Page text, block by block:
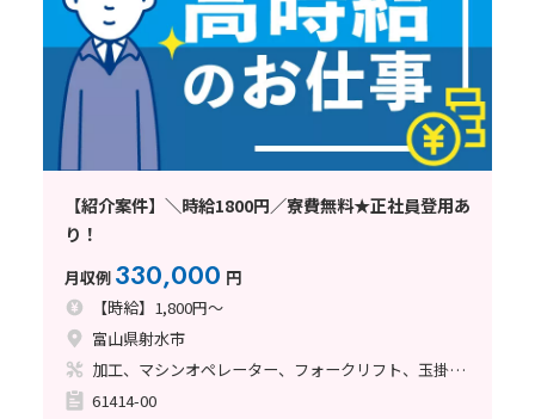
【紹介案件】＼時給1800円／寮費無料★正社員登用あ
り！
月収例 330,000 円
【時給】1,800円～
富山県射水市
加工、マシンオペレーター、フォークリフト、玉掛け・クレーン
61414-00